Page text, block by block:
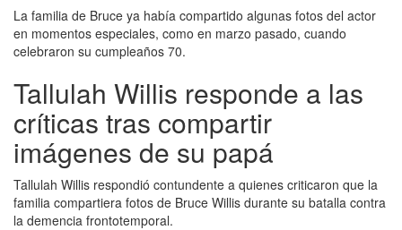
La familia de Bruce ya había compartido algunas fotos del actor
en momentos especiales, como en marzo pasado, cuando
celebraron su cumpleaños 70.
Tallulah Willis responde a las
críticas tras compartir
imágenes de su papá
Tallulah Willis respondió contundente a quienes criticaron que la
familia compartiera fotos de Bruce Willis durante su batalla contra
la demencia frontotemporal.